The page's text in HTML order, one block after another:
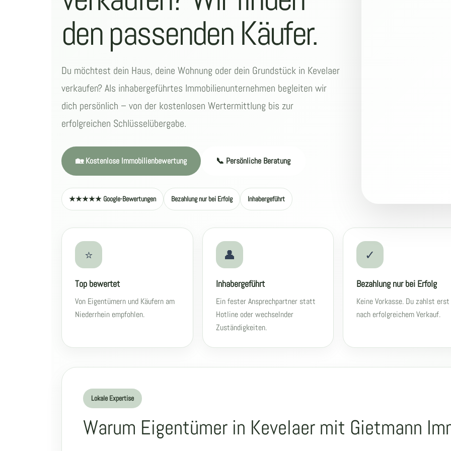
den passenden Käufer.
Du möchtest dein Haus, deine Wohnung oder dein Grundstück in Kevelaer
verkaufen? Als inhabergeführtes Immobilienunternehmen begleiten wir
dich persönlich – von der kostenlosen Wertermittlung bis zur
erfolgreichen Schlüsselübergabe.
🏡 Kostenlose Immobilienbewertung 📞 Persönliche Beratung
★★★★★ Google-Bewertungen Bezahlung nur bei Erfolg Inhabergeführt
⭐
Top bewertet
Von Eigentümern und Käufern am
Niederrhein empfohlen.
👤
Inhabergeführt
Ein fester Ansprechpartner statt
Hotline oder wechselnder
Zuständigkeiten.
✓
Bezahlung nur bei Erfolg
Keine Vorkasse. Du zahlst erst
nach erfolgreichem Verkauf.
Lokale Expertise
Warum Eigentümer in Kevelaer mit Gietmann